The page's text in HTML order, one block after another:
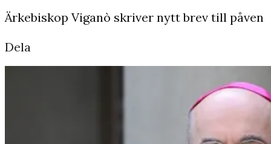
Ärkebiskop Viganò skriver nytt brev till påven
Dela